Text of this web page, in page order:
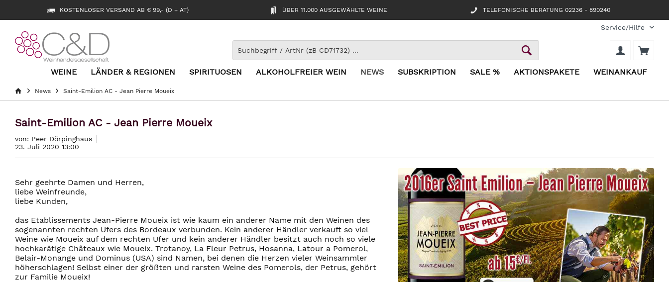
KOSTENLOSER VERSAND AB € 99,- (D + AT) ÜBER 11.000 AUSGEWÄHLTE WEINE TELEFONISCHE BERATUNG 02236 - 890240
Service/Hilfe
WEINE LÄNDER & REGIONEN SPIRITUOSEN ALKOHOLFREIER WEIN NEWS SUBSKRIPTION SALE % AKTIONSPAKETE WEINANKAUF
News Saint-Emilion AC - Jean Pierre Moueix
Saint-Emilion AC - Jean Pierre Moueix
von: Peer Dörpinghaus
23. Juli 2020 13:00
Sehr geehrte Damen und Herren,
liebe Weinfreunde,
liebe Kunden,
das Etablissements Jean-Pierre Moueix ist wie kaum ein anderer Name mit den Weinen des
sogenannten rechten Ufers des Bordeaux verbunden. Kein anderer Händler verkauft so viel
Weine wie Moueix auf dem rechten Ufer und kein anderer Händler besitzt auch noch so viele
hochkarätige Châteaux wie Moueix. Trotanoy, La Fleur Petrus, Hosanna, Latour a Pomerol,
Belair-Monange und Dominus (USA) sind Namen, bei denen die Herzen vieler Weinsammler
höherschlagen! Selbst einer der größten und rarsten Weine des Pomerols, der Petrus, gehört
zur Familie Moueix!